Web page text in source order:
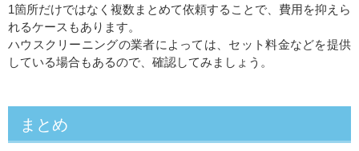
1箇所だけではなく複数まとめて依頼することで、費用を抑えら
れるケースもあります。
ハウスクリーニングの業者によっては、セット料金などを提供
している場合もあるので、確認してみましょう。
まとめ